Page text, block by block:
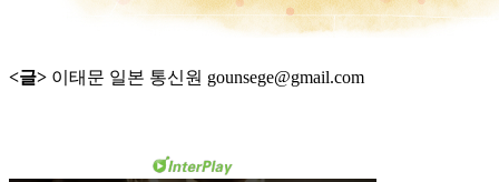
<글> 이태문 일본 통신원 gounsege@gmail.com